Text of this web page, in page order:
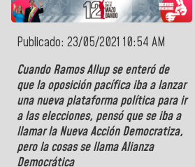
Publicado: 23/05/2021 10:54 AM
Cuando Ramos Allup se enteró de
que la oposición pacífica iba a lanzar
una nueva plataforma política para ir
a las elecciones, pensó que se iba a
llamar la Nueva Acción Democratiza,
pero la cosas se llama Alianza
Democrática